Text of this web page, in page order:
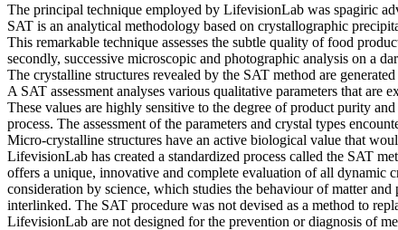
The principal technique employed by LifevisionLab was spagiric
SAT is an analytical methodology based on crystallographic
This remarkable technique assesses the subtle quality of food
secondly, successive microscopic and photographic analysis on a
The crystalline structures revealed by the SAT method are
A SAT assessment analyses various qualitative parameters that
These values are highly sensitive to the degree of product purity
process. The assessment of the parameters and crystal types
Micro-crystalline structures have an active biological value that
LifevisionLab has created a standardized process called the SAT
offers a unique, innovative and complete evaluation of all dynamic
consideration by science, which studies the behaviour of matter
interlinked. The SAT procedure was not devised as a method to
LifevisionLab are not designed for the prevention or diagnosis of